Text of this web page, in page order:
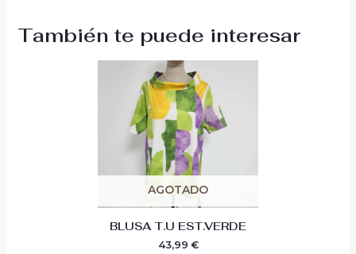
También te puede interesar
AGOTADO
BLUSA T.U EST.VERDE
43,99 €